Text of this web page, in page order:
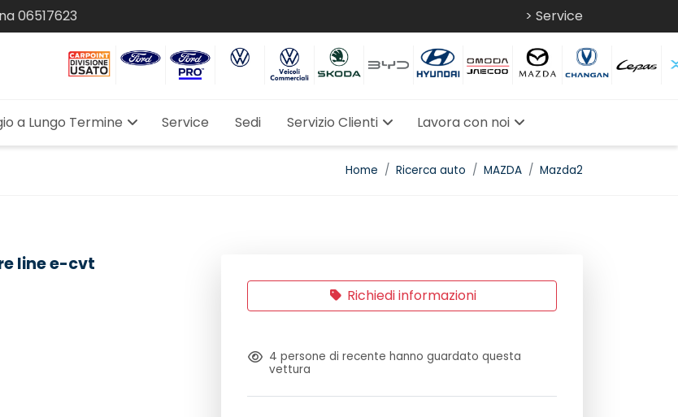
06517623 > Service
a Lungo Termine Service Sedi Servizio Clienti Lavora con noi
Home Ricerca auto MAZDA Mazda2
line e-cvt
Richiedi informazioni
4 persone di recente hanno guardato questa
vettura